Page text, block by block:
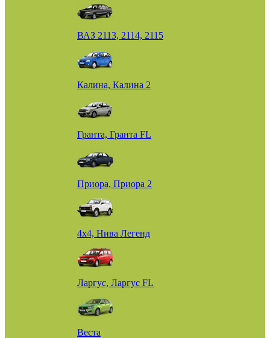
ВАЗ 2113, 2114, 2115
Калина, Калина 2
Гранта, Гранта FL
Приора, Приора 2
4х4, Нива Легенд
Ларгус, Ларгус FL
Веста